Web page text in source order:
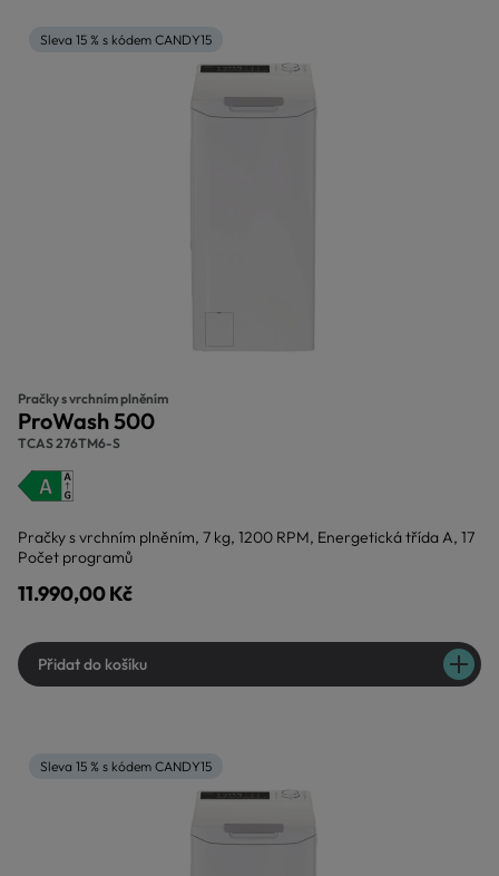
Sleva 15 % s kódem CANDY15
Pračky s vrchním plněním
ProWash 500
TCAS 276TM6-S
Pračky s vrchním plněním, 7 kg, 1200 RPM, Energetická třída A, 17
Počet programů
11.990,00 Kč
Přidat do košíku
Sleva 15 % s kódem CANDY15